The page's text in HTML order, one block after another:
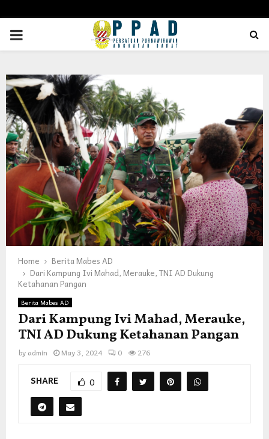
PRIMARY
Home
Berita Mabes AD
Dari Kampung Ivi Mahad, Merauke, TNI AD Dukung
Ketahanan Pangan
Berita Mabes AD
Dari Kampung Ivi Mahad, Merauke,
TNI AD Dukung Ketahanan Pangan
by admin May 3, 2024 0 276
SHARE 0